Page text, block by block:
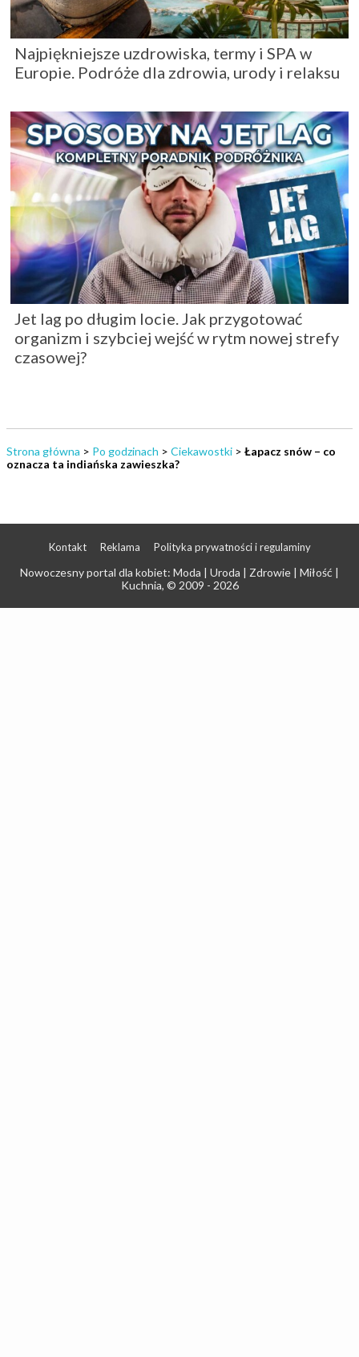
Najpiękniejsze uzdrowiska, termy i SPA w
Europie. Podróże dla zdrowia, urody i relaksu
Jet lag po długim locie. Jak przygotować
organizm i szybciej wejść w rytm nowej strefy
czasowej?
Strona główna > Po godzinach > Ciekawostki > Łapacz snów – co
oznacza ta indiańska zawieszka?
Kontakt Reklama Polityka prywatności i regulaminy
Nowoczesny portal dla kobiet: Moda | Uroda | Zdrowie | Miłość |
Kuchnia, © 2009 - 2026